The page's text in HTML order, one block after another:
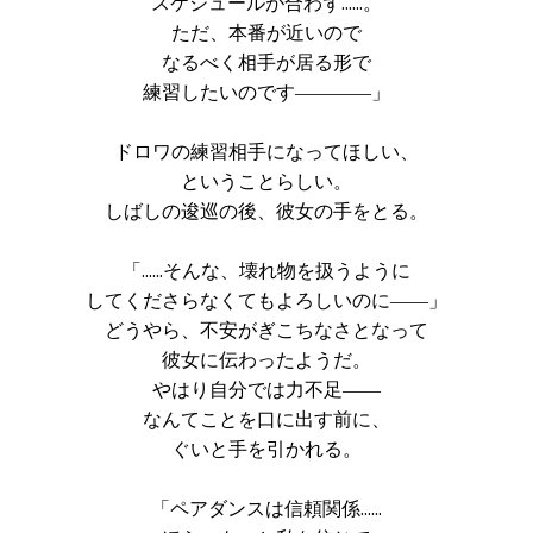
ただ、本番が近いので
なるべく相手が居る形で
練習したいのです――――」
ドロワの練習相手になってほしい、
ということらしい。
しばしの逡巡の後、彼女の手をとる。
「……そんな、壊れ物を扱うように
してくださらなくてもよろしいのに――」
どうやら、不安がぎこちなさとなって
彼女に伝わったようだ。
やはり自分では力不足――
なんてことを口に出す前に、
ぐいと手を引かれる。
「ペアダンスは信頼関係……